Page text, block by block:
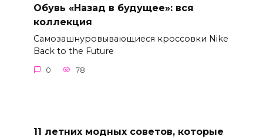
Обувь «Назад в будущее»: вся
коллекция
Самозашнуровывающиеся кроссовки Nike
Back to the Future
0 78
11 летних модных советов, которые